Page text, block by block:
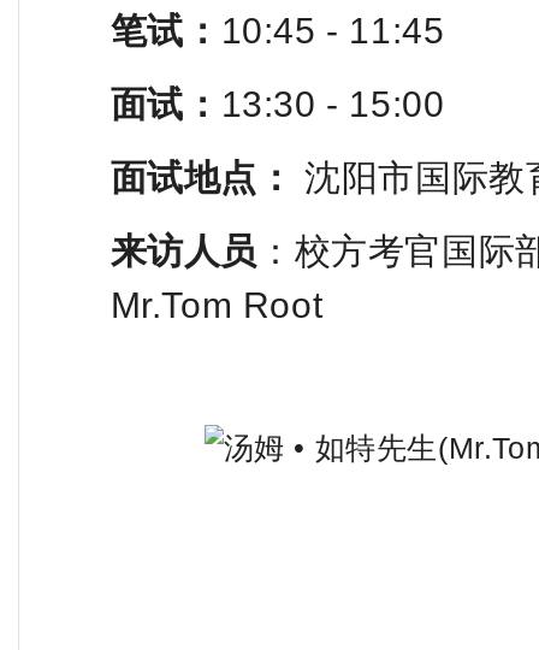
笔试： 10:45 - 11:45
面试 ： 13:30 - 15:00
面试地点：
沈阳市国际教
来访人员 ：校方考官国际
Mr.Tom Root